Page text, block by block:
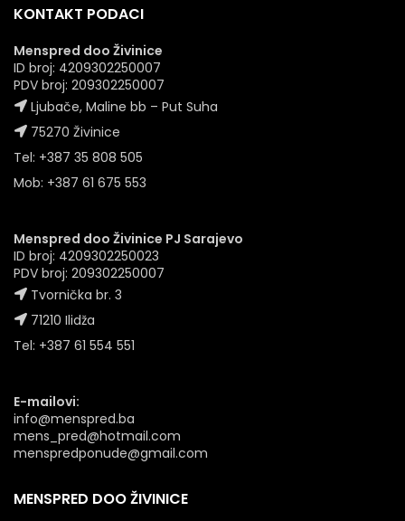
KONTAKT PODACI
Menspred doo Živinice
ID broj: 4209302250007
PDV broj: 209302250007
Ljubače, Maline bb – Put Suha
75270 Živinice
Tel: +387 35 808 505
Mob: +387 61 675 553
Menspred doo Živinice PJ Sarajevo
ID broj: 4209302250023
PDV broj: 209302250007
Tvornička br. 3
71210 Ilidža
Tel: +387 61 554 551
E-mailovi:
info@menspred.ba
mens_pred@hotmail.com
menspredponude@gmail.com
MENSPRED DOO ŽIVINICE